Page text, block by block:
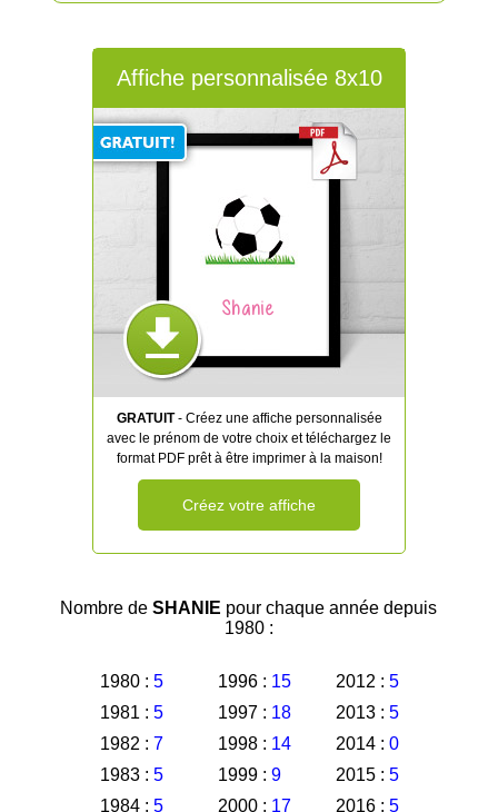
Affiche personnalisée 8x10
Shanie
GRATUIT- Créez une affiche personnalisée
avec le prénom de votre choix et téléchargez le
format PDF prêt à être imprimer à la maison!
Créez votre affiche
Nombre deSHANIE pour chaque année depuis
1980 :
1980 : 5
1981 : 5
1982 : 7
1983 : 5
1984 : 5
1996 : 15
1997 : 18
1998 : 14
1999 : 9
2000 : 17
2012 : 5
2013 : 5
2014 : 0
2015 : 5
2016 : 5